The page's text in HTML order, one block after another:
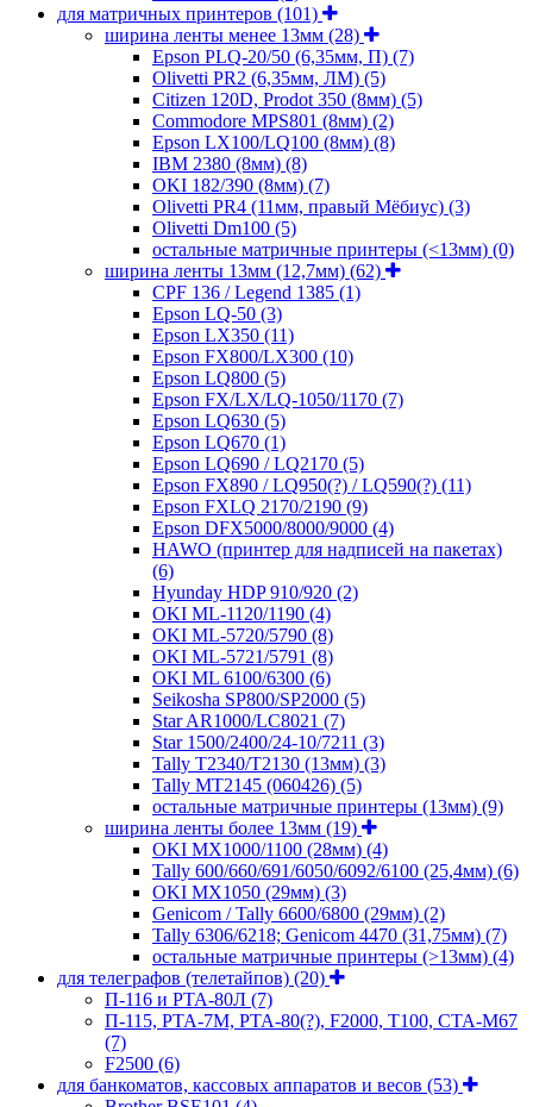
для матричных принтеров (101)
ширина ленты менее 13мм (28)
Epson PLQ-20/50 (6,35мм, П) (7)
Olivetti PR2 (6,35мм, ЛМ) (5)
Citizen 120D, Prodot 350 (8мм) (5)
Commodore MPS801 (8мм) (2)
Epson LX100/LQ100 (8мм) (8)
IBM 2380 (8мм) (8)
OKI 182/390 (8мм) (7)
Olivetti PR4 (11мм, правый Мёбиус) (3)
Olivetti Dm100 (5)
остальные матричные принтеры (<13мм) (0)
ширина ленты 13мм (12,7мм) (62)
CPF 136 / Legend 1385 (1)
Epson LQ-50 (3)
Epson LX350 (11)
Epson FX800/LX300 (10)
Epson LQ800 (5)
Epson FX/LX/LQ-1050/1170 (7)
Epson LQ630 (5)
Epson LQ670 (1)
Epson LQ690 / LQ2170 (5)
Epson FX890 / LQ950(?) / LQ590(?) (11)
Epson FXLQ 2170/2190 (9)
Epson DFX5000/8000/9000 (4)
HAWO (принтер для надписей на пакетах)
(6)
Hyunday HDP 910/920 (2)
OKI ML-1120/1190 (4)
OKI ML-5720/5790 (8)
OKI ML-5721/5791 (8)
OKI ML 6100/6300 (6)
Seikosha SP800/SP2000 (5)
Star AR1000/LC8021 (7)
Star 1500/2400/24-10/7211 (3)
Tally T2340/T2130 (13мм) (3)
Tally MT2145 (060426) (5)
остальные матричные принтеры (13мм) (9)
ширина ленты более 13мм (19)
OKI MX1000/1100 (28мм) (4)
Tally 600/660/691/6050/6092/6100 (25,4мм) (6)
OKI MX1050 (29мм) (3)
Genicom / Tally 6600/6800 (29мм) (2)
Tally 6306/6218; Genicom 4470 (31,75мм) (7)
остальные матричные принтеры (>13мм) (4)
для телеграфов (телетайпов) (20)
П-116 и РТА-80Л (7)
П-115, РТА-7М, РТА-80(?), F2000, T100, СТА-М67
(7)
F2500 (6)
для банкоматов, кассовых аппаратов и весов (53)